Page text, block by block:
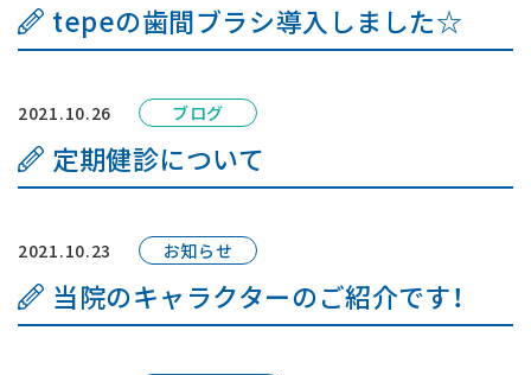
tepeの歯間ブラシ導入しました☆
2021.10.26 ブログ
定期健診について
2021.10.23 お知らせ
当院のキャラクターのご紹介です！
はじめての方へ
よくあるご質問
お知らせ
お問い合わせ